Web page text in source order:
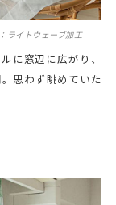
ライトウェーブ加工
に窓辺に広がり、
思わず眺めていた